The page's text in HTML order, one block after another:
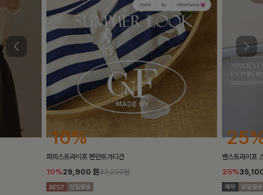
25%
밴스트라이프 스트링원피스
25%35,100 원46,800원
10%
[5천장돌파/
10%